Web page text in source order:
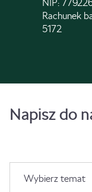
NIP:
Rachunek
5172
Napisz do
Wybierz temat